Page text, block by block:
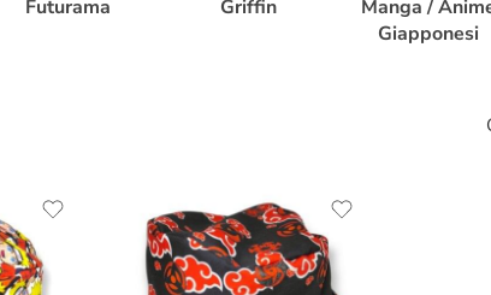
Futurama Griffin
Manga /
Giapponesi